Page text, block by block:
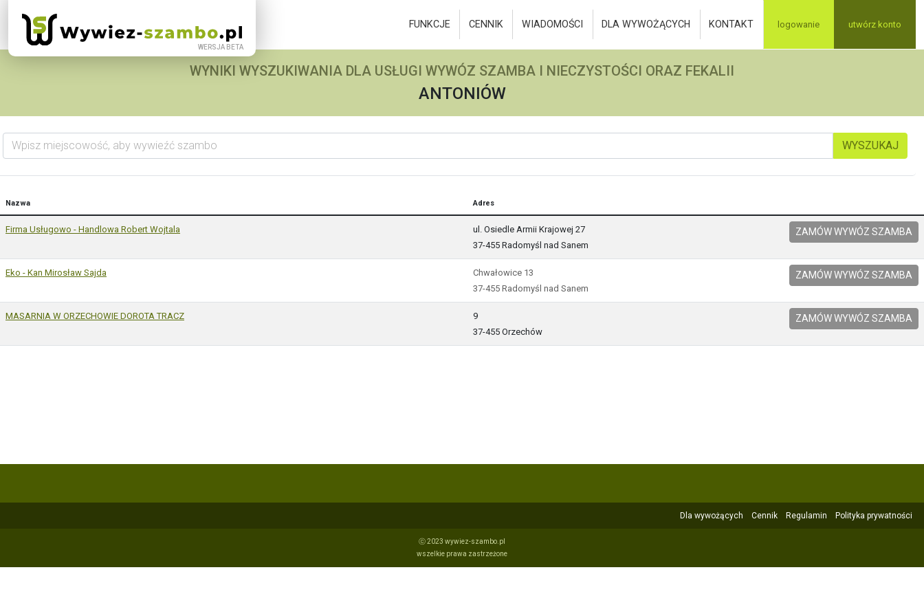
FUNKCJE CENNIK WIADOMOŚCI DLA WYWOŻĄCYCH KONTAKT logowanie utwórz konto
WYNIKI WYSZUKIWANIA DLA USŁUGI WYWÓZ SZAMBA I NIECZYSTOŚCI ORAZ FEKALII
ANTONIÓW
Wpisz miejscowość, aby wywieźć szambo
WYSZUKAJ
Nazwa Adres
Firma Usługowo - Handlowa Robert Wojtala
ul. Osiedle Armii Krajowej 27
37-455 Radomyśl nad Sanem
ZAMÓW WYWÓZ SZAMBA
Eko - Kan Mirosław Sajda
Chwałowice 13
37-455 Radomyśl nad Sanem
ZAMÓW WYWÓZ SZAMBA
MASARNIA W ORZECHOWIE DOROTA TRACZ
9
37-455 Orzechów
ZAMÓW WYWÓZ SZAMBA
Dla wywożących Cennik Regulamin Polityka prywatności
ⓒ 2023 wywiez-szambo.pl
wszelkie prawa zastrzeżone